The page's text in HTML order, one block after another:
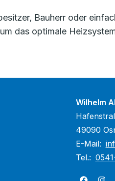
Bauherr oder
das optimale
Wilhelm
49090
E-Mail:
Tel.: